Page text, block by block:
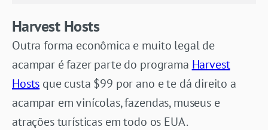
Harvest Hosts
Outra forma econômica e muito legal de
acampar é fazer parte do programa Harvest
Hosts que custa $99 por ano e te dá direito a
acampar em vinícolas, fazendas, museus e
atrações turísticas em todo os EUA.